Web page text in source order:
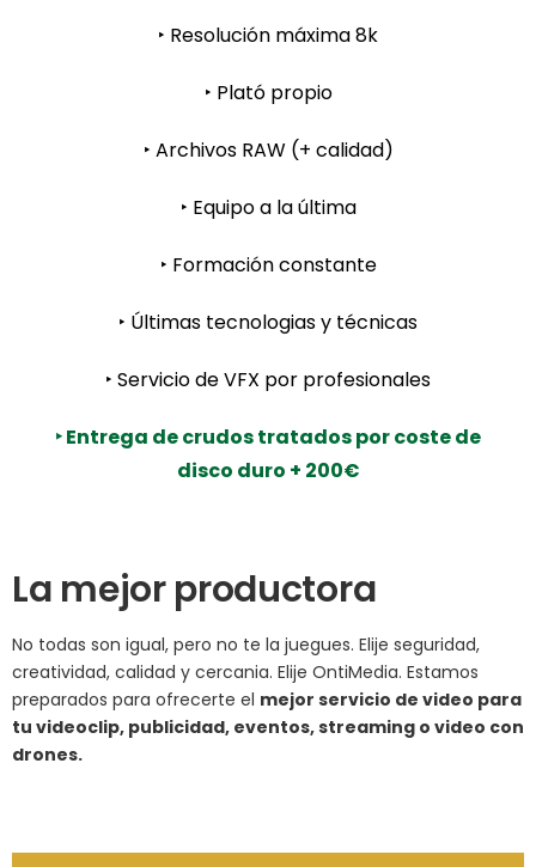
‣ Resolución máxima 8k
‣ Plató propio
‣ Archivos RAW (+ calidad)
‣ Equipo a la última
‣ Formación constante
‣ Últimas tecnologias y técnicas
‣ Servicio de VFX por profesionales
‣ Entrega de crudos tratados por coste de
disco duro + 200€
La mejor productora
No todas son igual, pero no te la juegues. Elije seguridad,
creatividad, calidad y cercania. Elije OntiMedia. Estamos
preparados para ofrecerte el mejor servicio de video para
tu videoclip, publicidad, eventos, streaming o video con
drones.